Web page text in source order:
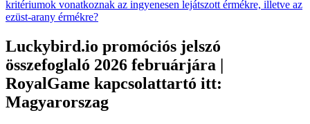
kritériumok vonatkoznak az ingyenesen lejátszott érmékre, illetve az
ezüst-arany érmékre?
Luckybird.io promóciós jelszó
összefoglaló 2026 februárjára |
RoyalGame kapcsolattartó itt:
Magyarorszag